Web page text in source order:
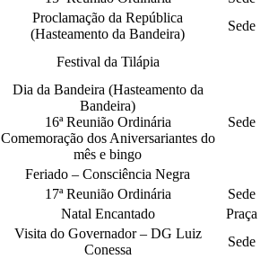
Proclamação da República
(Hasteamento da Bandeira)
Sede
Festival da Tilápia
Dia da Bandeira (Hasteamento da
Bandeira)
16ª Reunião Ordinária
Comemoração dos Aniversariantes do
mês e bingo
Sede
Feriado – Consciência Negra
17ª Reunião Ordinária
Sede
Natal Encantado
Praça
Visita do Governador – DG Luiz
Conessa
Sede